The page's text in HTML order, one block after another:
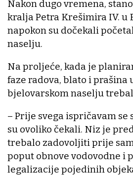
Nakon dugo vremena,
kralja Petra Krešimira IV. u
napokon su dočekali
naselju.
Na proljeće, kada je
faze radova, blato i prašina
bjelovarskom naselju
– Prije svega ispričavam se
su ovoliko čekali. Niz je
trebalo zadovoljiti prije
poput obnove vodovodne i
legalizacije pojedinih